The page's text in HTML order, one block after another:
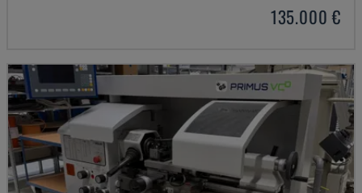
135.000 €